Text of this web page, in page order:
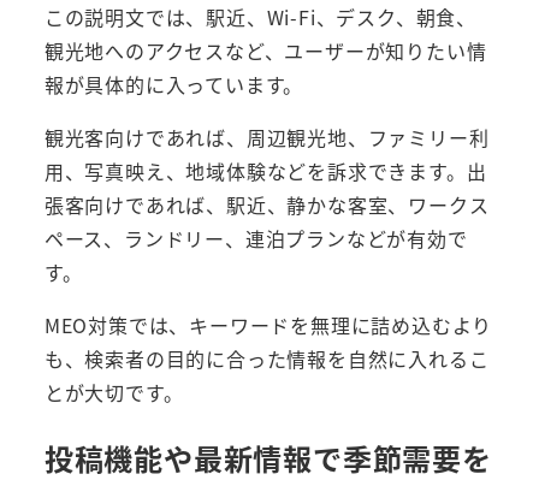
この説明文では、駅近、Wi-Fi、デスク、朝食、
観光地へのアクセスなど、ユーザーが知りたい情
報が具体的に入っています。
観光客向けであれば、周辺観光地、ファミリー利
用、写真映え、地域体験などを訴求できます。出
張客向けであれば、駅近、静かな客室、ワークス
ペース、ランドリー、連泊プランなどが有効で
す。
MEO対策では、キーワードを無理に詰め込むより
も、検索者の目的に合った情報を自然に入れるこ
とが大切です。
投稿機能や最新情報で季節需要を